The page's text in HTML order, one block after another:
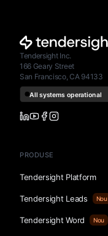
Tendersight Inc.
166 Geary Street
San Francisco, CA 94133
PRODUSE
Tendersight Platform
Tendersight Leads Nou
Tendersight Word Nou